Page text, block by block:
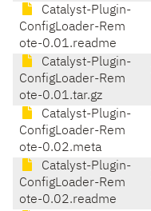
Catalyst-Plugin-
ConfigLoader-Rem
ote-0.01.readme
Catalyst-Plugin-
ConfigLoader-Rem
ote-0.01.tar.gz
Catalyst-Plugin-
ConfigLoader-Rem
ote-0.02.meta
Catalyst-Plugin-
ConfigLoader-Rem
ote-0.02.readme